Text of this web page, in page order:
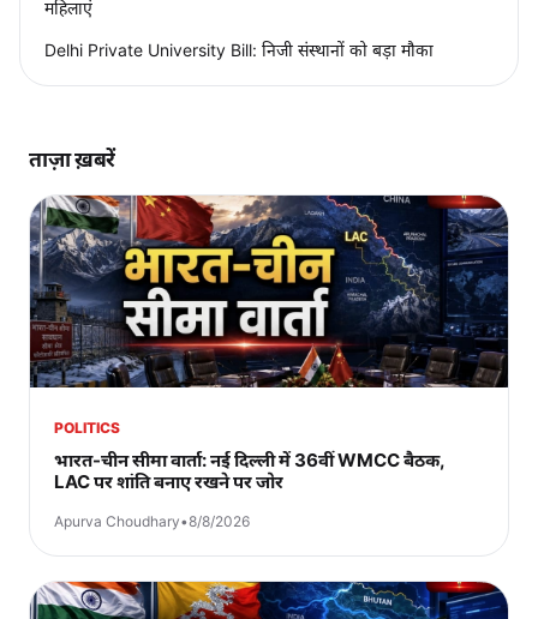
महिलाएं
Delhi Private University Bill: निजी संस्थानों को बड़ा मौका
ताज़ा ख़बरें
POLITICS
भारत-चीन सीमा वार्ता: नई दिल्ली में 36वीं WMCC बैठक,
LAC पर शांति बनाए रखने पर जोर
Apurva Choudhary•8/8/2026